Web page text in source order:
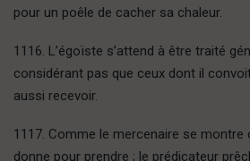
pour un poêle de cacher sa chaleur.
1116. L’égoïste s’attend à être traité
considérant pas que ceux dont il
aussi recevoir.
1117. Comme le mercenaire se
donne pour prendre ; le prédicateur